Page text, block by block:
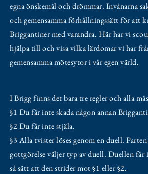
egna önskemål och drömmar. Invånarna
och gemensamma förhållningssätt för att
Briggantiner med varandra. Här har vi
hjälpa till och visa vilka lärdomar vi har
gemensamma mötesytor i vår egen värld.
I Brigg finns det bara tre regler och alla
§1 Du får inte skada någon annan
§2 Du får inte stjäla.
§3 Alla tvister löses genom en duell.
gottgörelse väljer typ av duell. Duellen får
så sätt att den strider mot §1 eller §2.